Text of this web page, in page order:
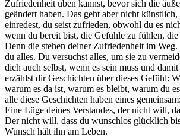
Zufriedenheit üben kannst, bevor sich die
geändert haben. Das geht aber nicht
einredest, du seist zufrieden, obwohl du es
wenn du bereit bist, die Gefühle zu fühlen,
Denn die stehen deiner Zufriedenheit im
du alles. Du versuchst alles, um sie zu
dich auch selbst, wenn es sein muss und
erzählst dir Geschichten über dieses Gefühl:
warum es da ist, warum es bleibt, warum du
alle diese Geschichten haben eines
Eine Lüge deines Verstandes, der nicht will,
Der nicht will, dass du wunschlos glücklich
Wunsch hält ihn am Leben.